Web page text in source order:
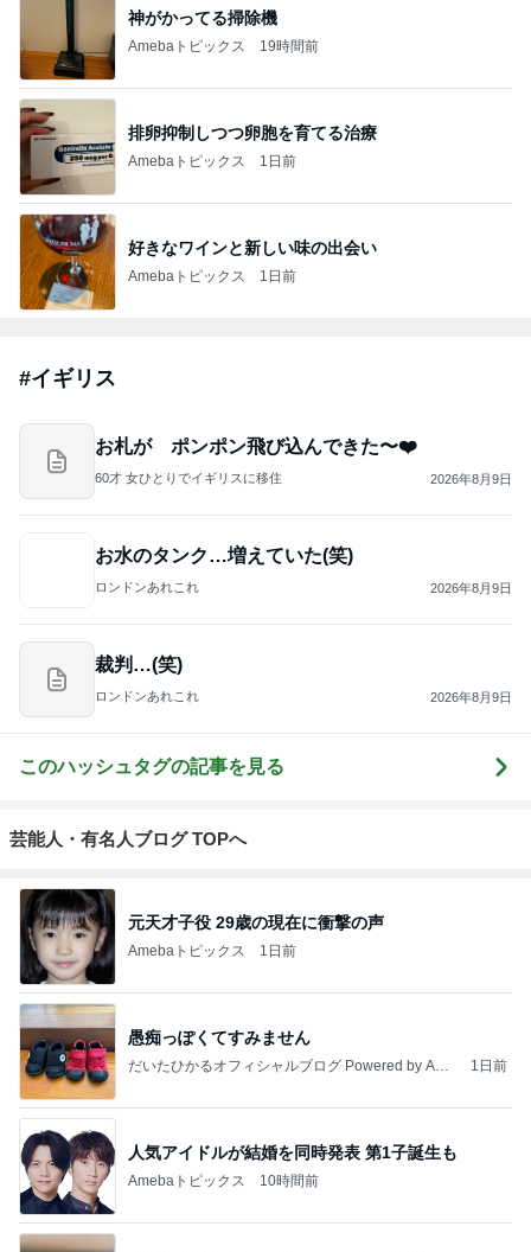
神がかってる掃除機
Amebaトピックス 19時間前
排卵抑制しつつ卵胞を育てる治療
Amebaトピックス 1日前
好きなワインと新しい味の出会い
Amebaトピックス 1日前
#イギリス
お札が ポンポン飛び込んできた〜❤️
60才 女ひとりでイギリスに移住 2026年8月9日
お水のタンク…増えていた(笑)
ロンドンあれこれ 2026年8月9日
裁判…(笑)
ロンドンあれこれ 2026年8月9日
このハッシュタグの記事を見る
芸能人・有名人ブログ TOPへ
元天才子役 29歳の現在に衝撃の声
Amebaトピックス 1日前
愚痴っぽくてすみません
だいたひかるオフィシャルブログ Powered by Ame
1日前
人気アイドルが結婚を同時発表 第1子誕生も
Amebaトピックス 10時間前